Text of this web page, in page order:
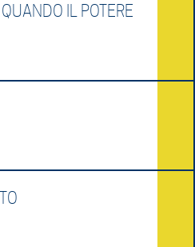
IL POTERE